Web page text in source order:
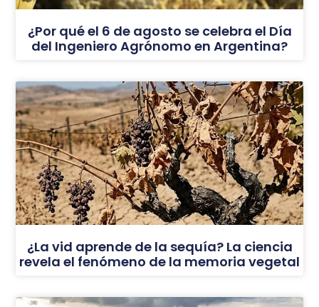
¿Por qué el 6 de agosto se celebra el Día
del Ingeniero Agrónomo en Argentina?
¿La vid aprende de la sequía? La ciencia
revela el fenómeno de la memoria vegetal